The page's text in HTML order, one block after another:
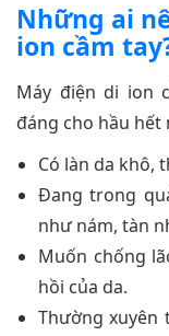
Những ai
ion cầm
Máy điện di ion
đáng cho hầu
Có làn da khô,
Đang trong
như nám, tàn
Muốn chống
hồi của da.
Thường xuyên